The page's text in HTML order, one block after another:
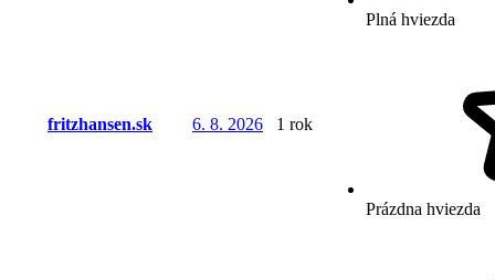
fritzhansen.sk 6. 8. 2026 1 rok
Plná hviezda
Prázdna hviezda